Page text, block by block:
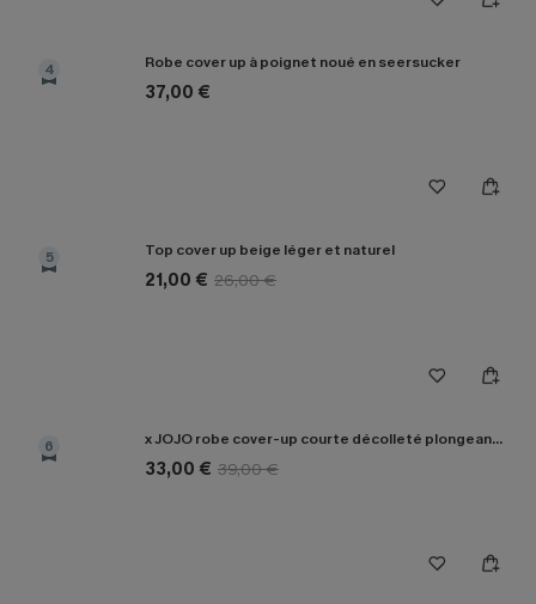
4 Robe cover up à poignet noué en seersucker
37,00 €
5 Top cover up beige léger et naturel
21,00 € 26,00 €
6 x JOJO robe cover-up courte décolleté plongeant manches longues
33,00 € 39,00 €